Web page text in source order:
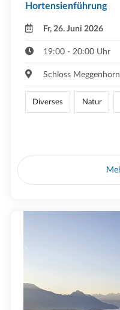
Hortensienführung
Fr, 26. Juni 2026
19:00 - 20:00 Uhr
Schloss Meggenhorn
Diverses Natur